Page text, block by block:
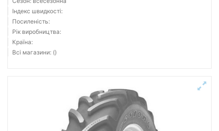
Індекс швидкості:
Посиленість:
Рік виробництва:
Країна:
Всі магазини: ()